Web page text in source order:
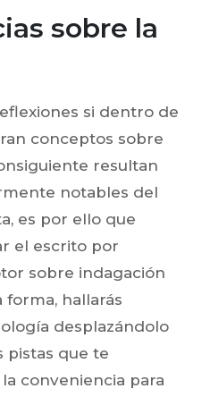
sobre la
si dentro de
conceptos sobre
resultan
notables del
es por ello que
el escrito por
sobre indagación
hallarás
desplazándolo
pistas que te
conveniencia para